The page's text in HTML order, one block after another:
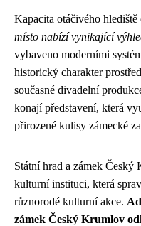
Kapacita otáčivého
místo nabízí vynikající
vybaveno moderními
historický charakter
současné divadelní
konají představení, která
přirozené kulisy zámecké
Státní hrad a zámek
kulturní instituci, která
různorodé kulturní akce.
zámek Český Krumlov